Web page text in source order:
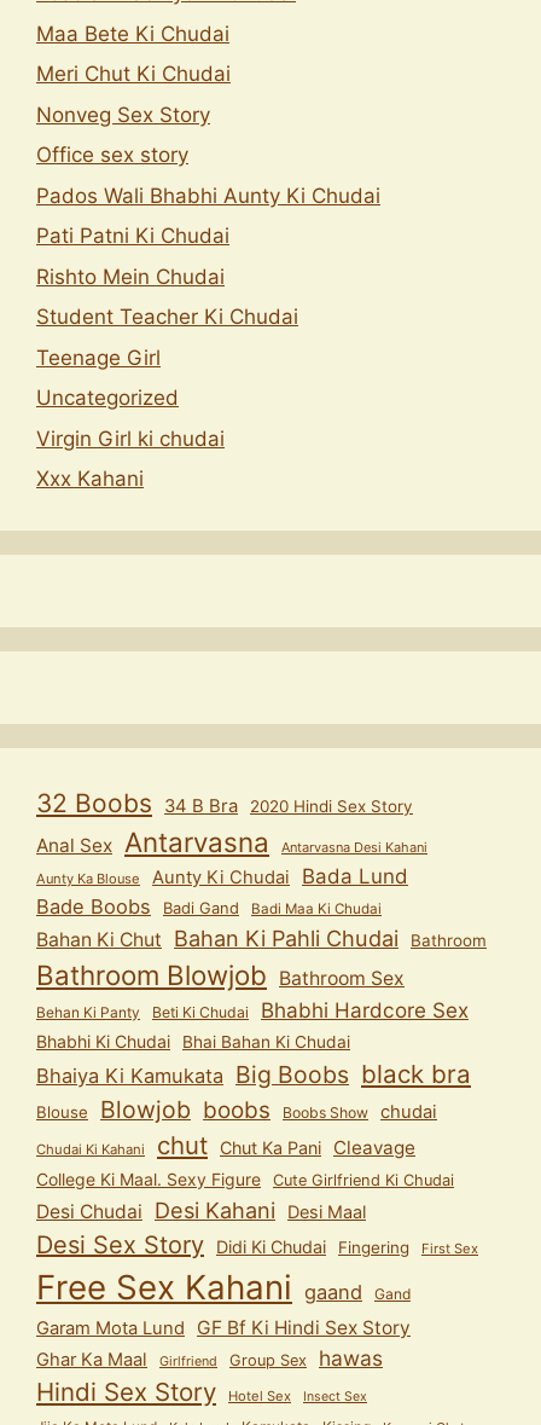
Maa Bete Ki Chudai
Meri Chut Ki Chudai
Nonveg Sex Story
Office sex story
Pados Wali Bhabhi Aunty Ki Chudai
Pati Patni Ki Chudai
Rishto Mein Chudai
Student Teacher Ki Chudai
Teenage Girl
Uncategorized
Virgin Girl ki chudai
Xxx Kahani
32 Boobs 34 B Bra 2020 Hindi Sex Story
Anal Sex Antarvasna
Antarvasna Desi Kahani
Aunty Ka Blouse
Aunty Ki Chudai
Bada Lund
Bade Boobs
Badi Gand Badi Maa Ki Chudai
Bahan Ki Chut Bahan Ki Pahli Chudai Bathroom
Bathroom Blowjob Bathroom Sex
Behan Ki Panty Beti Ki Chudai Bhabhi Hardcore Sex
Bhabhi Ki Chudai Bhai Bahan Ki Chudai
Bhaiya Ki Kamukata Big Boobs black bra
Blouse Blowjob boobs Boobs Show chudai
Chudai Ki Kahani chut Chut Ka Pani Cleavage
College Ki Maal. Sexy Figure Cute Girlfriend Ki Chudai
Desi Chudai Desi Kahani Desi Maal
Desi Sex Story Didi Ki Chudai Fingering First Sex
Free Sex Kahani gaand Gand
Garam Mota Lund GF Bf Ki Hindi Sex Story
Ghar Ka Maal Girlfriend Group Sex hawas
Hindi Sex Story Hotel Sex Insect Sex